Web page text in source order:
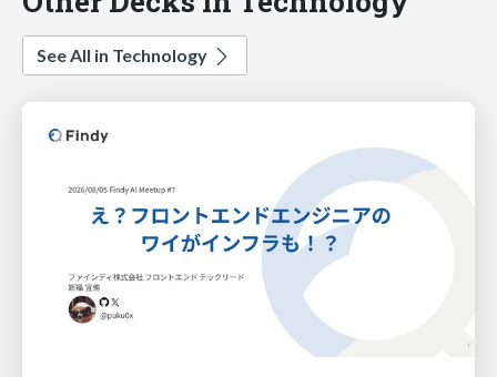
See All in Technology